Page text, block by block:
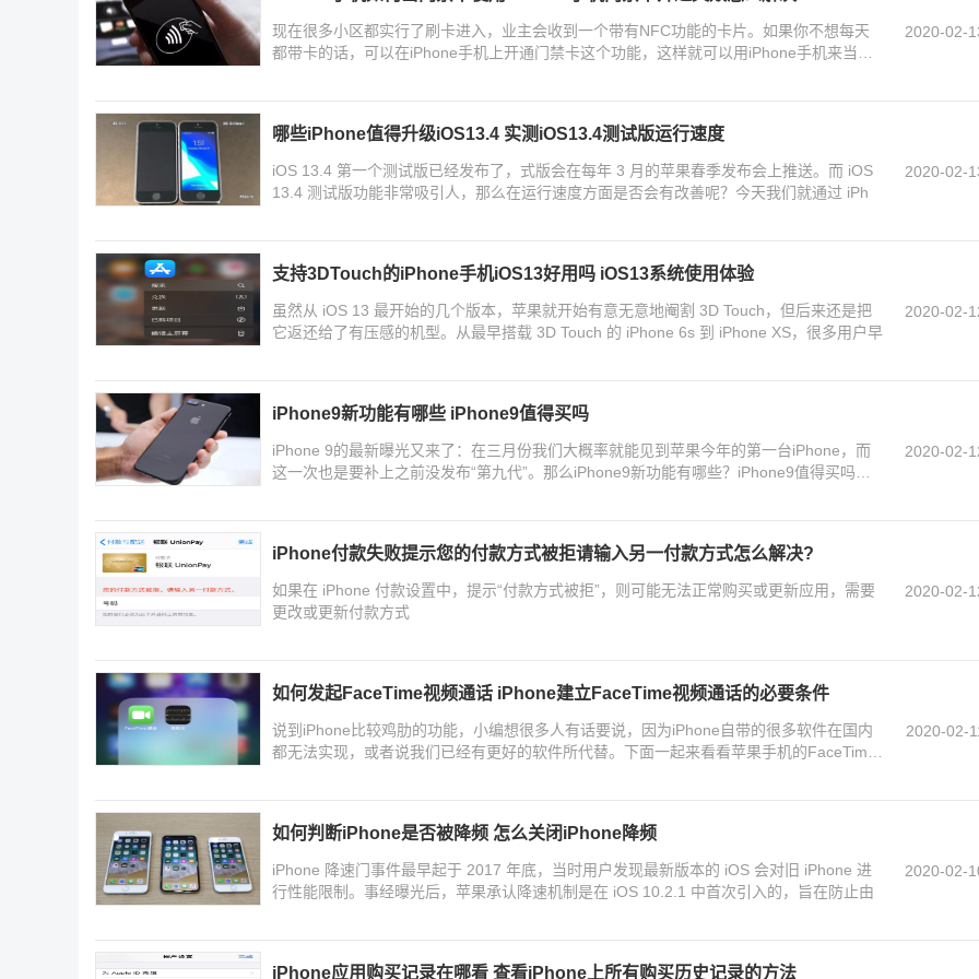
现在很多小区都实行了刷卡进入，业主会收到一个带有NFC功能的卡片。如果你不想每天
都带卡的话，可以在iPhone手机上开通门禁卡这个功能，这样就可以用iPhone手机来当门
2020-02-
哪些iPhone值得升级iOS13.4 实测iOS13.4测试版运行速度
iOS 13.4 第一个测试版已经发布了，式版会在每年 3 月的苹果春季发布会上推送。而 iOS
13.4 测试版功能非常吸引人，那么在运行速度方面是否会有改善呢？今天我们就通过 iPh
2020-02-
支持3DTouch的iPhone手机iOS13好用吗 iOS13系统使用体验
虽然从 iOS 13 最开始的几个版本，苹果就开始有意无意地阉割 3D Touch，但后来还是把
它返还给了有压感的机型。从最早搭载 3D Touch 的 iPhone 6s 到 iPhone XS，很多用户早
2020-02-
iPhone9新功能有哪些 iPhone9值得买吗
iPhone 9的最新曝光又来了：在三月份我们大概率就能见到苹果今年的第一台iPhone，而
这一次也是要补上之前没发布“第九代”。那么iPhone9新功能有哪些？iPhone9值得买吗？
2020-02-
iPhone付款失败提示您的付款方式被拒请输入另一付款方式怎么解决?
如果在 iPhone 付款设置中，提示“付款方式被拒”，则可能无法正常购买或更新应用，需要
更改或更新付款方式
2020-02-
如何发起FaceTime视频通话 iPhone建立FaceTime视频通话的必要条件
说到iPhone比较鸡肋的功能，小编想很多人有话要说，因为iPhone自带的很多软件在国内
都无法实现，或者说我们已经有更好的软件所代替。下面一起来看看苹果手机的FaceTime
2020-02-
如何判断iPhone是否被降频 怎么关闭iPhone降频
iPhone 降速门事件最早起于 2017 年底，当时用户发现最新版本的 iOS 会对旧 iPhone 进
行性能限制。事经曝光后，苹果承认降速机制是在 iOS 10.2.1 中首次引入的，旨在防止由
2020-02-
iPhone应用购买记录在哪看 查看iPhone上所有购买历史记录的方法